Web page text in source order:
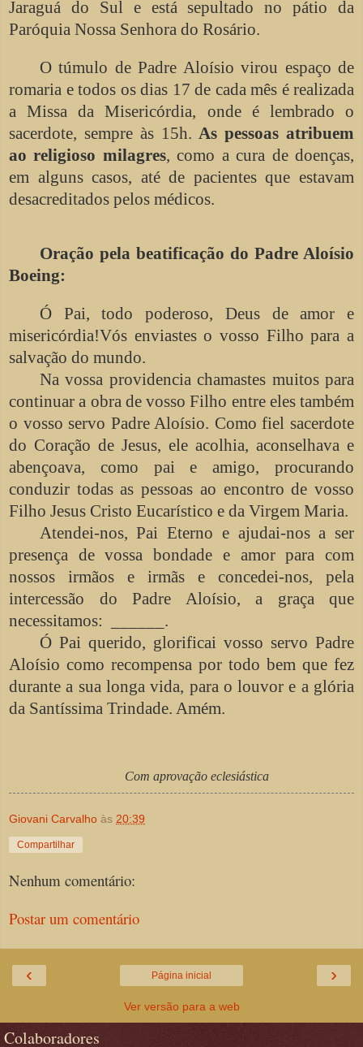
Jaraguá do Sul e está sepultado no pátio da
Paróquia Nossa Senhora do Rosário.
O túmulo de Padre Aloísio virou espaço de
romaria e todos os dias 17 de cada mês é realizada
a Missa da Misericórdia, onde é lembrado o
sacerdote, sempre às 15h. As pessoas atribuem
ao religioso milagres, como a cura de doenças,
em alguns casos, até de pacientes que estavam
desacreditados pelos médicos.
Oração pela beatificação do Padre Aloísio
Boeing:
Ó Pai, todo poderoso, Deus de amor e
misericórdia!Vós enviastes o vosso Filho para a
salvação do mundo.
Na vossa providencia chamastes muitos para
continuar a obra de vosso Filho entre eles também
o vosso servo Padre Aloísio. Como fiel sacerdote
do Coração de Jesus, ele acolhia, aconselhava e
abençoava, como pai e amigo, procurando
conduzir todas as pessoas ao encontro de vosso
Filho Jesus Cristo Eucarístico e da Virgem Maria.
Atendei-nos, Pai Eterno e ajudai-nos a ser
presença de vossa bondade e amor para com
nossos irmãos e irmãs e concedei-nos, pela
intercessão do Padre Aloísio, a graça que
necessitamos: ______.
Ó Pai querido, glorificai vosso servo Padre
Aloísio como recompensa por todo bem que fez
durante a sua longa vida, para o louvor e a glória
da Santíssima Trindade. Amém.
Com aprovação eclesiástica
Giovani Carvalho às 20:39
Compartilhar
Nenhum comentário:
Postar um comentário
‹ ›
Página inicial
Ver versão para a web
Colaboradores